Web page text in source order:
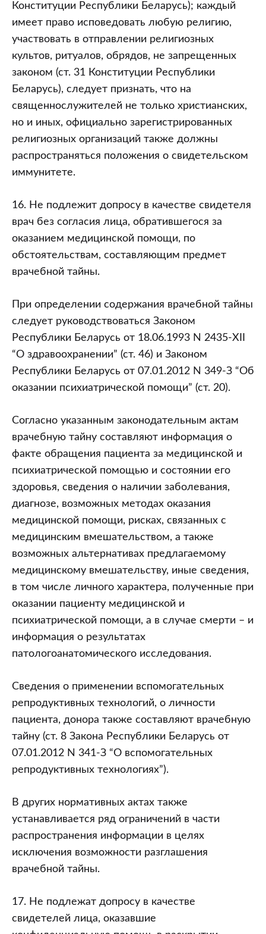
Конституции Республики Беларусь); каждый
имеет право исповедовать любую религию,
участвовать в отправлении религиозных
культов, ритуалов, обрядов, не запрещенных
законом (ст. 31 Конституции Республики
Беларусь), следует признать, что на
священнослужителей не только христианских,
но и иных, официально зарегистрированных
религиозных организаций также должны
распространяться положения о свидетельском
иммунитете.
16. Не подлежит допросу в качестве свидетеля
врач без согласия лица, обратившегося за
оказанием медицинской помощи, по
обстоятельствам, составляющим предмет
врачебной тайны.
При определении содержания врачебной тайны
следует руководствоваться Законом
Республики Беларусь от 18.06.1993 N 2435-XII
“О здравоохранении” (ст. 46) и Законом
Республики Беларусь от 07.01.2012 N 349-З “Об
оказании психиатрической помощи” (ст. 20).
Согласно указанным законодательным актам
врачебную тайну составляют информация о
факте обращения пациента за медицинской и
психиатрической помощью и состоянии его
здоровья, сведения о наличии заболевания,
диагнозе, возможных методах оказания
медицинской помощи, рисках, связанных с
медицинским вмешательством, а также
возможных альтернативах предлагаемому
медицинскому вмешательству, иные сведения,
в том числе личного характера, полученные при
оказании пациенту медицинской и
психиатрической помощи, а в случае смерти – и
информация о результатах
патологоанатомического исследования.
Сведения о применении вспомогательных
репродуктивных технологий, о личности
пациента, донора также составляют врачебную
тайну (ст. 8 Закона Республики Беларусь от
07.01.2012 N 341-З “О вспомогательных
репродуктивных технологиях”).
В других нормативных актах также
устанавливается ряд ограничений в части
распространения информации в целях
исключения возможности разглашения
врачебной тайны.
17. Не подлежат допросу в качестве
свидетелей лица, оказавшие